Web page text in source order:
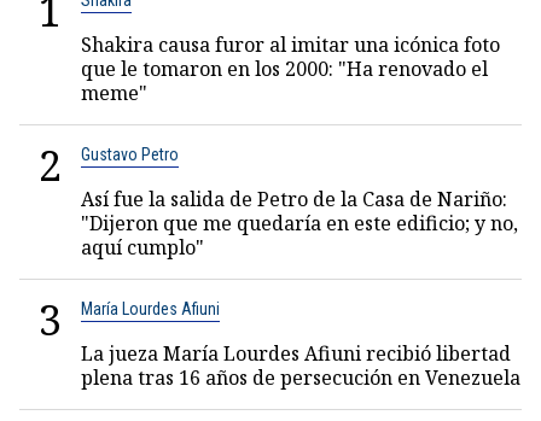
Shakira causa furor al imitar una icónica foto
que le tomaron en los 2000: "Ha renovado el
meme"
2 Gustavo Petro
Así fue la salida de Petro de la Casa de Nariño:
"Dijeron que me quedaría en este edificio; y no,
aquí cumplo"
3 María Lourdes Afiuni
La jueza María Lourdes Afiuni recibió libertad
plena tras 16 años de persecución en Venezuela